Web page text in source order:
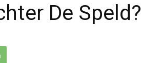
De Speld?